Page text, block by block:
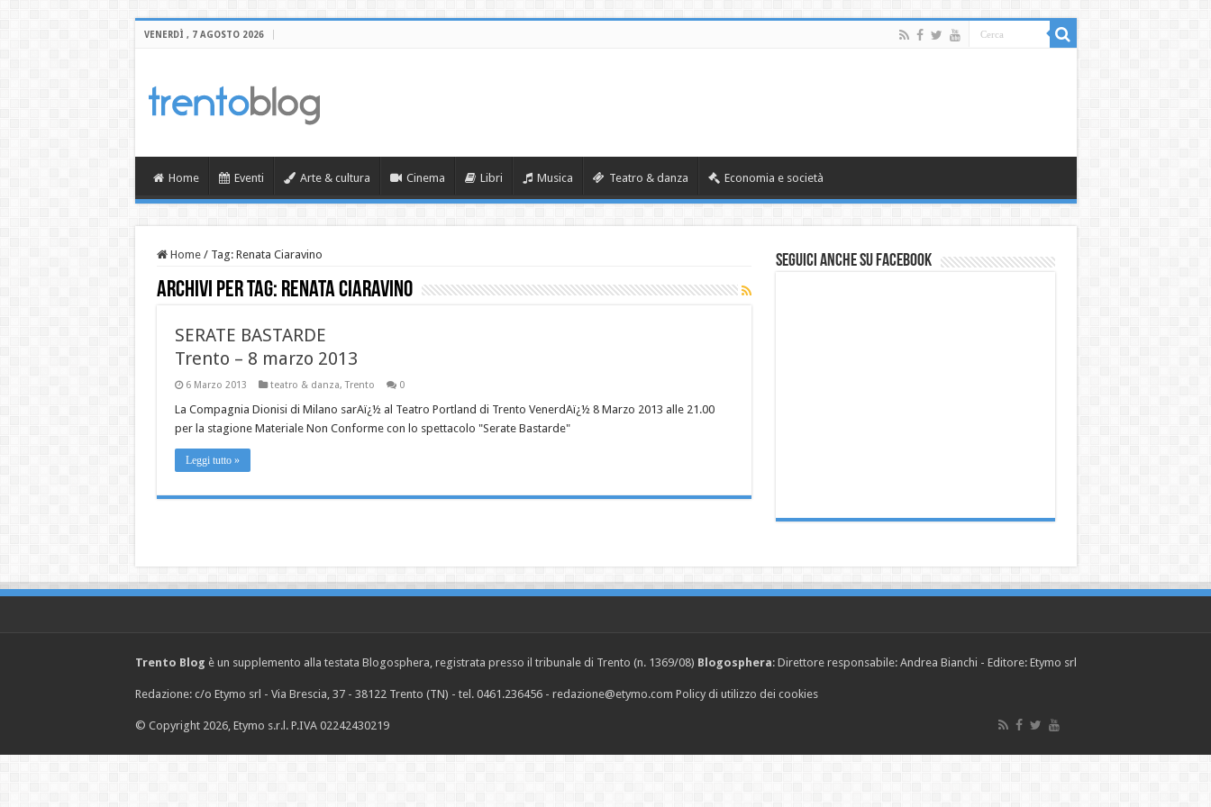
VENERDÌ , 7 AGOSTO 2026
Home Eventi Arte & cultura Cinema Libri Musica Teatro & danza Economia e società
Home / Tag: Renata Ciaravino
Archivi per tag: Renata Ciaravino
SERATE BASTARDE
Trento – 8 marzo 2013
6 Marzo 2013 teatro & danza,Trento 0
La Compagnia Dionisi di Milano sarAï¿½ al Teatro Portland di Trento VenerdAï¿½ 8 Marzo 2013 alle 21.00
per la stagione Materiale Non Conforme con lo spettacolo "Serate Bastarde"
Leggi tutto »
Seguici anche su Facebook
Trento Blog è un supplemento alla testata Blogosphera, registrata presso il tribunale di Trento (n. 1369/08) Blogosphera: Direttore responsabile: Andrea Bianchi - Editore: Etymo srl
Redazione: c/o Etymo srl - Via Brescia, 37 - 38122 Trento (TN) - tel. 0461.236456 - redazione@etymo.com Policy di utilizzo dei cookies
© Copyright 2026, Etymo s.r.l. P.IVA 02242430219